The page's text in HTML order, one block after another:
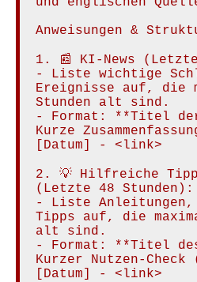
Anweisungen &
1. 📰 KI-News
- Liste wichtige
Ereignisse auf, die
Stunden alt sind.
- Format: **Titel
Kurze
[Datum] - <link>
2. 💡 Hilfreiche
(Letzte 48 Stunden):
- Liste Anleitungen,
Tipps auf, die
alt sind.
- Format: **Titel
Kurzer Nutzen-
[Datum] - <link>